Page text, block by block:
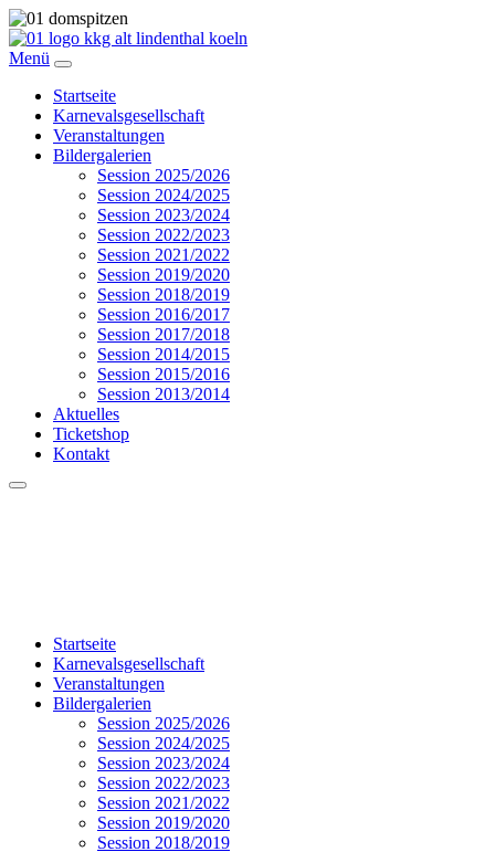
Menü
Startseite
Karnevalsgesellschaft
Veranstaltungen
Bildergalerien
Session 2025/2026
Session 2024/2025
Session 2023/2024
Session 2022/2023
Session 2021/2022
Session 2019/2020
Session 2018/2019
Session 2016/2017
Session 2017/2018
Session 2014/2015
Session 2015/2016
Session 2013/2014
Aktuelles
Ticketshop
Kontakt
Startseite
Karnevalsgesellschaft
Veranstaltungen
Bildergalerien
Session 2025/2026
Session 2024/2025
Session 2023/2024
Session 2022/2023
Session 2021/2022
Session 2019/2020
Session 2018/2019